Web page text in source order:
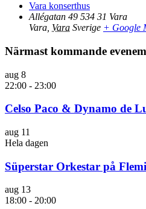
Vara konserthus
Allégatan 49 534 31 Vara
Vara Vara Sverige + Google
Närmast kommande
aug 8
22:00 - 23:00
Celso Paco & Dynamo de
aug 11
Hela dagen
Süperstar Orkestar på
aug 13
18:00 - 20:00